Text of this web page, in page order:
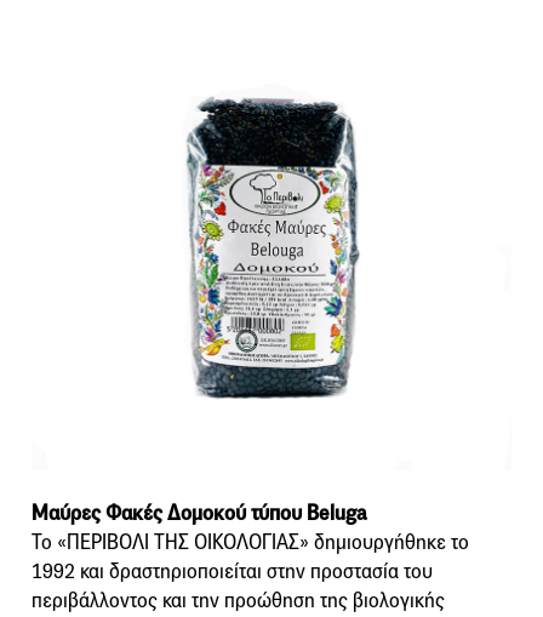
Μαύρες Φακές Δομοκού τύπου Beluga
Το «ΠΕΡΙΒΟΛΙ ΤΗΣ ΟΙΚΟΛΟΓΙΑΣ» δημιουργήθηκε το
1992 και δραστηριοποιείται στην προστασία του
περιβάλλοντος και την προώθηση της βιολογικής